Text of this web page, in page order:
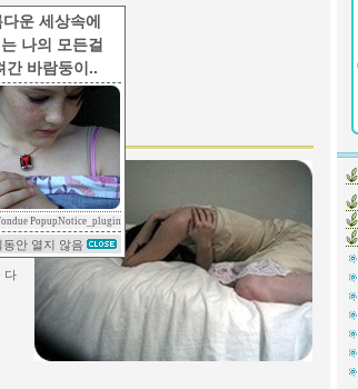
운 세상속에
나의 모든걸
간 바람둥이..
PopupNotice_plugin
동안 열지 않음
다